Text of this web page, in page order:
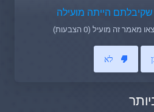
הייתה מועילה
לא